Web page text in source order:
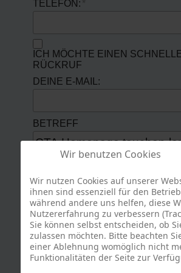
TELEFON:
ICH MÖCHTE EINEN
RÜCKRUF
DEINE E-MAIL:
BETREFF
Bitte klicken Sie auf: das
Wir benutzen Cookies
Wir nutzen Cookies auf unserer
ihnen sind essenziell für den
während andere uns helfen, diese
Nutzererfahrung zu verbessern
Sie können selbst entscheiden, ob
zulassen möchten. Bitte beachten
einer Ablehnung womöglich nicht
Funktionalitäten der Seite zur